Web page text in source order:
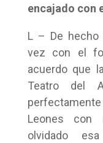
encajado con
L – De hecho
vez con el
acuerdo que
Teatro del
Leones con
olvidado